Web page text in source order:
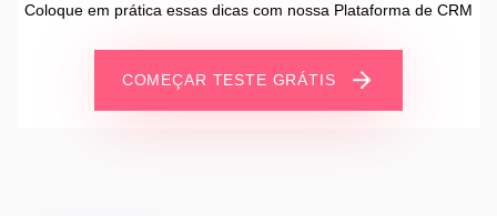
Coloque em prática essas dicas com nossa Plataforma de CRM
COMEÇAR TESTE GRÁTIS